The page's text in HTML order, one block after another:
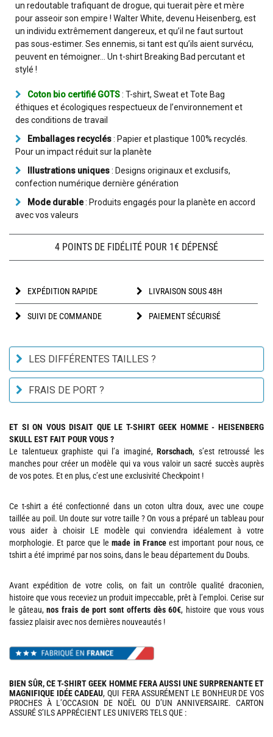
un redoutable trafiquant de drogue, qui tuerait père et mère
pour asseoir son empire ! Walter White, devenu Heisenberg, est
un individu extrêmement dangereux, et qu’il ne faut surtout
pas sous-estimer. Ses ennemis, si tant est qu’ils aient survécu,
peuvent en témoigner… Un t-shirt Breaking Bad percutant et
stylé !
Coton bio certifié GOTS: T-shirt, Sweat et Tote Bag
éthiques et écologiques respectueux de l’environnement et
des conditions de travail
Emballages recyclés: Papier et plastique 100% recyclés.
Pour un impact réduit sur la planète
Illustrations uniques: Designs originaux et exclusifs,
confection numérique dernière génération
Mode durable: Produits engagés pour la planète en accord
avec vos valeurs
4 POINTS DE FIDÉLITÉ POUR 1€ DÉPENSÉ
EXPÉDITION RAPIDE LIVRAISON SOUS 48H
SUIVI DE COMMANDE PAIEMENT SÉCURISÉ
LES DIFFÉRENTES TAILLES ?
FRAIS DE PORT ?
ET SI ON VOUS DISAIT QUE LE T-SHIRT GEEK HOMME - HEISENBERG
SKULL EST FAIT POUR VOUS ?
Le talentueux graphiste qui l’a imaginé,Rorschach, s’est retroussé les
manches pour créer un modèle qui va vous valoir un sacré succès auprès
de vos potes. Et en plus, c’est une exclusivité Checkpoint !
Ce t-shirt a été confectionné dans un coton ultra doux, avec une coupe
taillée au poil. Un doute sur votre taille ? On vous a préparé un tableau pour
vous aider à choisir LE modèle qui conviendra idéalement à votre
morphologie. Et parce que lemade in Franceest important pour nous, ce
tshirt a été imprimé par nos soins, dans le beau département du Doubs.
Avant expédition de votre colis, on fait un contrôle qualité draconien,
histoire que vous receviez un produit impeccable, prêt à l’emploi. Cerise sur
le gâteau,nos frais de port sont offerts dès 60€, histoire que vous vous
fassiez plaisir avec nos dernières nouveautés !
BIEN SÛR, CE T-SHIRT GEEK HOMME FERA AUSSI UNE SURPRENANTE ET
MAGNIFIQUE IDÉE CADEAU, QUI FERA ASSURÉMENT LE BONHEUR DE VOS
PROCHES À L’OCCASION DE NOËL OU D’UN ANNIVERSAIRE. CARTON
ASSURÉ S’ILS APPRÉCIENT LES UNIVERS TELS QUE :